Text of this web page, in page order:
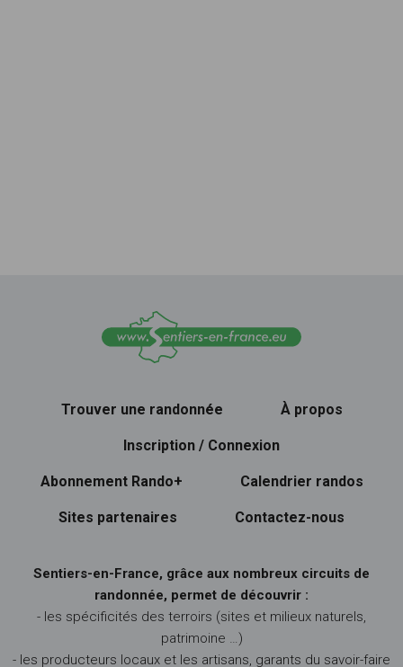
Trouver une randonnée À propos
Inscription / Connexion
Abonnement Rando+ Calendrier randos
Sites partenaires Contactez-nous
Sentiers-en-France, grâce aux nombreux circuits de
randonnée, permet de découvrir :
- les spécificités des terroirs (sites et milieux naturels,
patrimoine …)
- les producteurs locaux et les artisans, garants du savoir-faire